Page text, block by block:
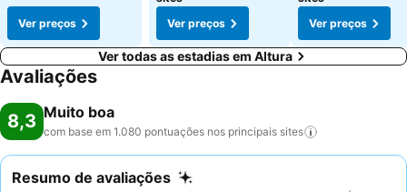
Ver preços
Ver preços
Ver preços
Ver todas as estadias em Altura
Avaliações
8,3 Muito boa
com base em 1.080 pontuações nos principais sites
Resumo de avaliações